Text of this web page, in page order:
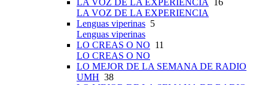
LA VOZ DE LA EXPERIENCIA
16
LA VOZ DE LA EXPERIENCIA
Lenguas viperinas 5
Lenguas viperinas
LO CREAS O NO 11
LO CREAS O NO
LO MEJOR DE LA SEMANA DE RADIO
UMH 38